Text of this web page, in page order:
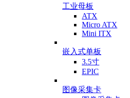
工业母板
ATX
Micro ATX
Mini ITX
嵌入式单板
3.5寸
EPIC
图像采集卡